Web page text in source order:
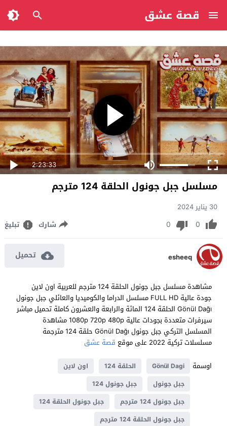
قصة عشق
2:23:33
مسلسل جبل جونول الحلقة 124 مترجم
30 يناير 2024
0
0 شارك تبليغ
esheeq تحميل
مشاهدة مسلسل جبل جونول الحلقة 124 مترجم للعربية اون لاين
جودة عالية FULL HD مسلسل الدراما والكوميديا والعائلي جبل جونول
Gönül Dağı الحلقة 124 المائة والرابعة والعشرون كاملة تحميل مباشر
سيرفرات متعددة بجودات عالية 1080p 720p 480p مشاهدة
المسلسل التركي جبل جونول Gönül Dağı حلقة 124 مترجمة
مسلسلات تركية 2022 على موقع
قصة عشق
اوسمة
Gönül Dagi الحلقة 124
اون لاين
جبل جونول
جبل جونول 124
جبل جونول 124 مترجم
جبل جونول الحلقة 124
جبل جونول الحلقة 124 مترجم